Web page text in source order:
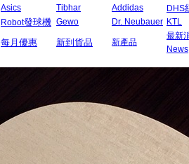
Asics Tibhar Addidas DHS
Robot發球機 Gewo Dr. Neubauer KTL
每月優惠 新到貨品 新產品
最新
News